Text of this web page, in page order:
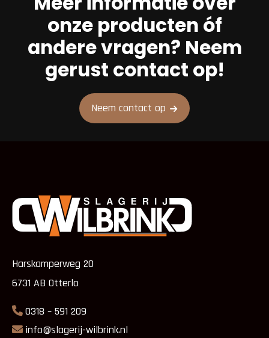
onze producten óf
andere vragen? Neem
gerust contact op!
Neem contact op
Harskamperweg 20
6731 AB Otterlo
0318 – 591 209
info@slagerij-wilbrink.nl